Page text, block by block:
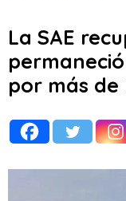
La SAE
por más de